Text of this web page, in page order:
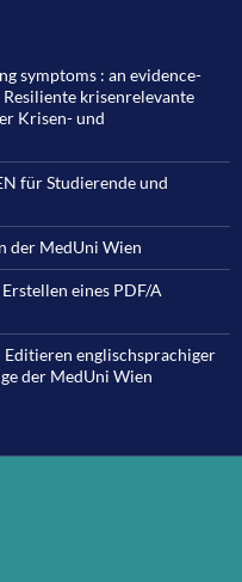
symptoms : an evidence-
krisenrelevante
Krisen- und
für Studierende und
der MedUni Wien
eines PDF/A
englischsprachiger
der MedUni Wien